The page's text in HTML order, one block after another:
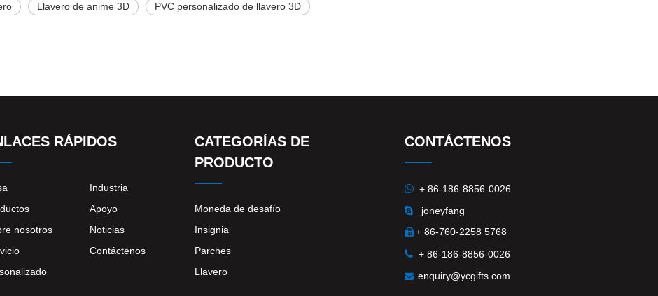
Llavero de anime 3D PVC personalizado de llavero 3D
RÁPIDOS
nosotros
Industria
Apoyo
Noticias
Contáctenos
CATEGORÍAS DE
PRODUCTO
Moneda de desafío
Insignia
Parches
Llavero
CONTÁCTENOS
 + 86-186-8856-0026
 joneyfang
 + 86-760-2258 5768
 + 86-186-8856-0026
 enquiry@ycgifts.com